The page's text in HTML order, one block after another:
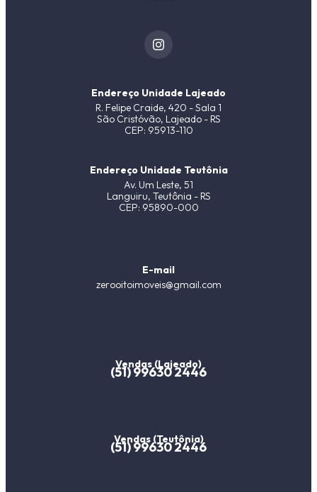
Endereço Unidade Lajeado
R. Felipe Craide, 420 - Sala 1
São Cristóvão, Lajeado - RS
CEP: 95913-110
Endereço Unidade Teutônia
Av. Um Leste, 51
Languiru, Teutônia - RS
CEP: 95890-000
E-mail
zerooitoimoveis@gmail.com
Vendas (Lajeado)
(51) 99630 2446
Vendas (Teutônia)
(51) 99630 2446